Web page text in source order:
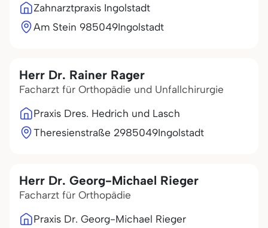
Zahnarztpraxis Ingolstadt
Am Stein 985049Ingolstadt
Herr Dr. Rainer Rager
Facharzt für Orthopädie und Unfallchirurgie
Praxis Dres. Hedrich und Lasch
Theresienstraße 2985049Ingolstadt
Herr Dr. Georg-Michael Rieger
Facharzt für Orthopädie
Praxis Dr. Georg-Michael Rieger